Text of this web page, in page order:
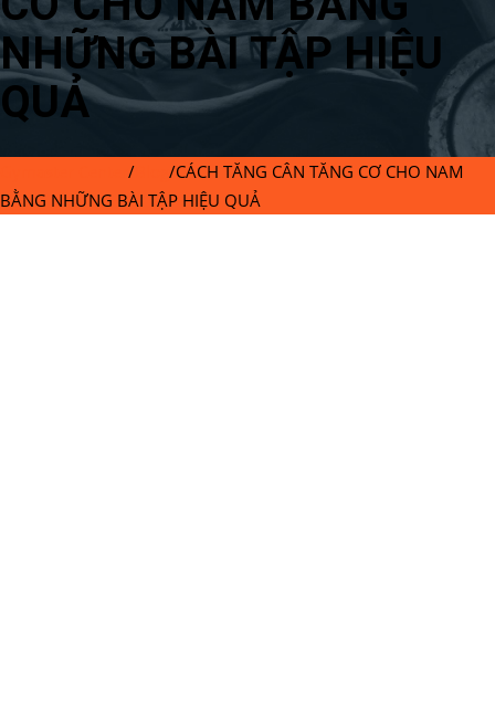
NHỮNG BÀI TẬP HIỆU
QUẢ
/ /CÁCH TĂNG CÂN TĂNG CƠ CHO NAM
BẰNG NHỮNG BÀI TẬP HIỆU QUẢ